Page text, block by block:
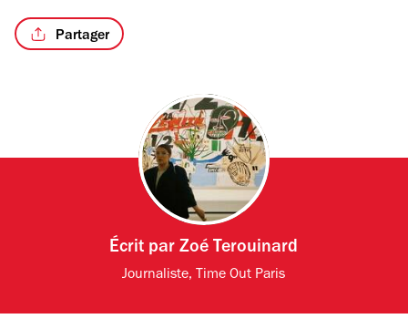
Partager
Écrit parZoé Terouinard
Journaliste, Time Out Paris